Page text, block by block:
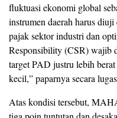
fluktuasi ekonomi global
instrumen daerah harus
pajak sektor industri dan
Responsibility (CSR) wajib
target PAD justru lebih
kecil,” paparnya secara
Atas kondisi tersebut,